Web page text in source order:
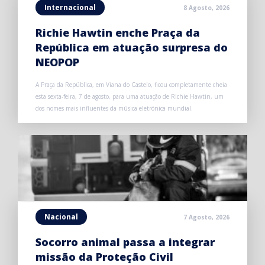
Internacional 8 Agosto, 2026
Richie Hawtin enche Praça da
República em atuação surpresa do
NEOPOP
A Praça da República, em Viana do Castelo, ficou completamente cheia
esta sexta-feira, 7 de agosto, para uma atuação de Richie Hawtin, um
dos nomes mais influentes da música eletrónica mundial.
Nacional 7 Agosto, 2026
Socorro animal passa a integrar
missão da Proteção Civil